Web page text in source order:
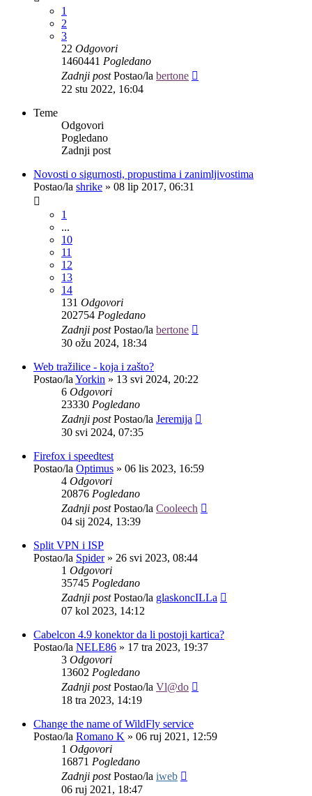
1
2
3
22 Odgovori
1460441 Pogledano
Zadnji postPostao/la bertone
22 stu 2022, 16:04
Teme
Odgovori
Pogledano
Zadnji post
Novosti o sigurnosti, propustima i zanimljivostima
Postao/la shrike » 08 lip 2017, 06:31
1
...
10
11
12
13
14
131 Odgovori
202754 Pogledano
Zadnji postPostao/la bertone
30 ožu 2024, 18:34
Web tražilice - koja i zašto?
Postao/la Yorkin » 13 svi 2024, 20:22
6 Odgovori
23330 Pogledano
Zadnji postPostao/la Jeremija
30 svi 2024, 07:35
Firefox i speedtest
Postao/la Optimus » 06 lis 2023, 16:59
4 Odgovori
20876 Pogledano
Zadnji postPostao/la Cooleech
04 sij 2024, 13:39
Split VPN i ISP
Postao/la Spider» 26 svi 2023, 08:44
1 Odgovori
35745 Pogledano
Zadnji postPostao/la glaskoncILLa
07 kol 2023, 14:12
Cabelcon 4.9 konektor da li postoji kartica?
Postao/la NELE86 » 17 tra 2023, 19:37
3 Odgovori
13602 Pogledano
Zadnji postPostao/la Vl@do
18 tra 2023, 14:19
Change the name of WildFly service
Postao/la Romano K » 06 ruj 2021, 12:59
1 Odgovori
16871 Pogledano
Zadnji postPostao/la iweb
06 ruj 2021, 18:47